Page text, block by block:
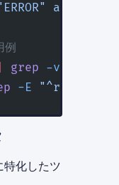
app.log
grep -v
-E
特化したツ